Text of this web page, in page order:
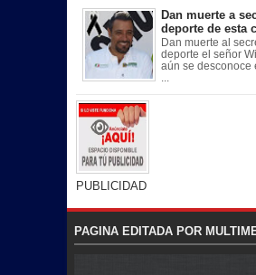
Dan muerte a
deporte de esta
Dan muerte al
deporte el señor
aún se desconoce
PUBLICIDAD
PAGINA EDITADA POR